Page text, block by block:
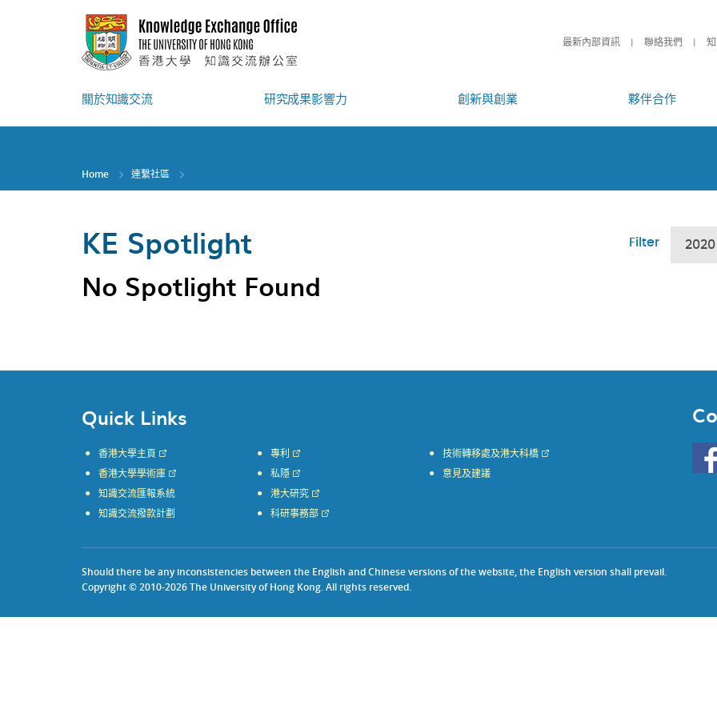
最新內部資訊 聯絡我們
關於知識交流 研究成果影響力 創新與創業 夥伴合作
Home 連繫社區
KE Spotlight Filter 2020
No Spotlight Found
Quick Links
香港大學主頁
香港大學學術庫
知識交流匯報系統
知識交流撥款計劃
專利
私隱
港大研究
科研事務部
技術轉移處及港大科橋
意見及建議
HKU
Should there be any inconsistencies between the English and Chinese versions of the website, the English version shall prevail.
Copyright © 2010-2026 The University of Hong Kong. All rights reserved.